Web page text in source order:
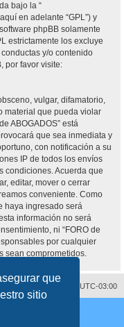
que
sitio
bajo la “
en adelante “GPL”) y
phpBB solamente
estrictamente los excluye
y/o contenido
por favor visite:
vulgar, difamatorio,
material que pueda violar
ABOGADOS” está
que sea inmediata y
con notificación a su
IP de todos los envíos
condiciones. Acuerda que
editar, mover o cerrar
conveniente. Como
haya ingresado será
información no será
ni “FORO de
por cualquier
sean comprometidos.
Todos los horarios son UTC-03:00